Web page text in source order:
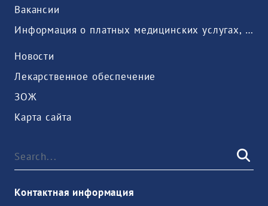
Вакансии
Информация о платных медицинских услугах, предоставляемых медицинской организацией
Новости
Лекарственное обеспечение
ЗОЖ
Карта сайта
Контактная информация